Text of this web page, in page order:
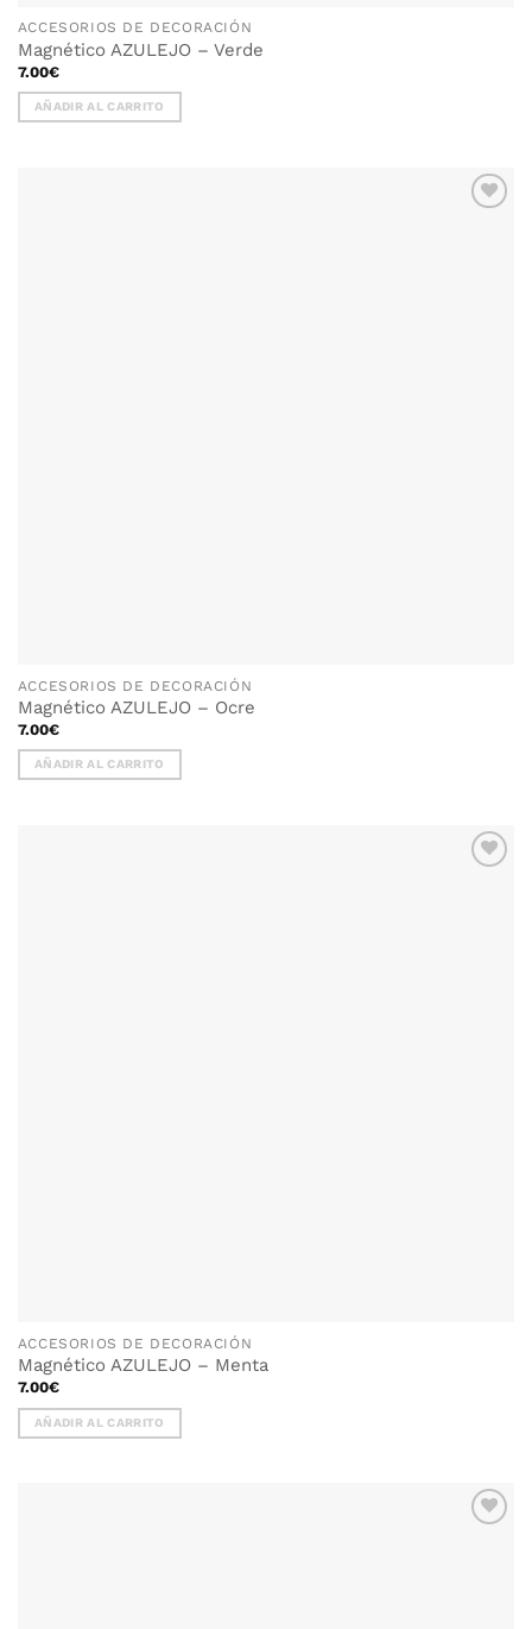
ACCESORIOS DE DECORACIÓN
Magnético AZULEJO – Verde
7.00€
AÑADIR AL CARRITO
ACCESORIOS DE DECORACIÓN
Magnético AZULEJO – Ocre
7.00€
AÑADIR AL CARRITO
ACCESORIOS DE DECORACIÓN
Magnético AZULEJO – Menta
7.00€
AÑADIR AL CARRITO